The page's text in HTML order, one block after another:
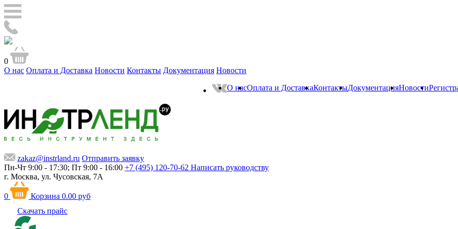
0
О нас Оплата и Доставка Новости Контакты Документация Новости
О насОплата и ДоставкаКонтактыДокументацияНовости
zakaz@instrland.ru Отправить заявку
Пн-Чт 9:00 - 17:30; Пт 9:00 - 16:00 +7 (495) 120-70-62 Написать руководству
г. Москва, ул. Чусовская, 7А
0 Корзина 0.00 руб
Скачать прайс